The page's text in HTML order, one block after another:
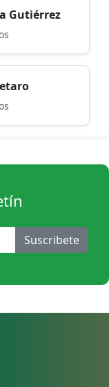
Gutiérrez
Suscribete